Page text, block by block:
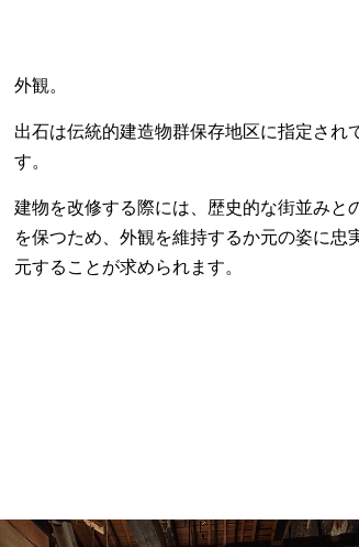
外観。
出石は伝統的建造物群保存地区に指定され
す。
建物を改修する際には、歴史的な街並みと
を保つため、外観を維持するか元の姿に忠
元することが求められます。